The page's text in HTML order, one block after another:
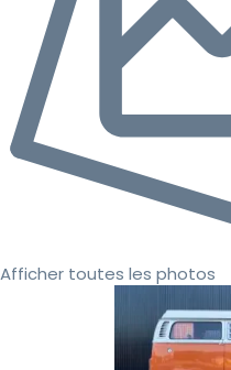
Afficher toutes les photos